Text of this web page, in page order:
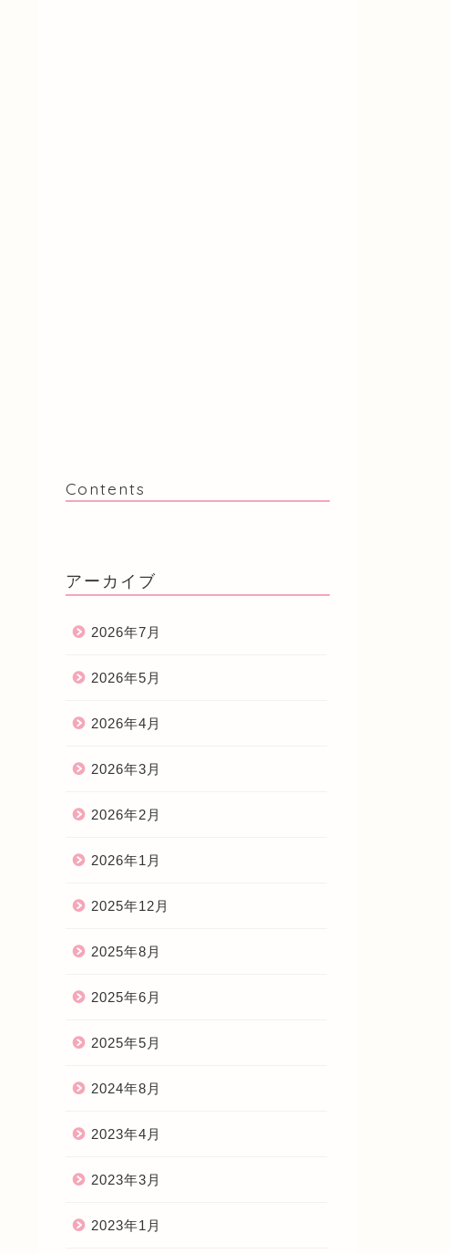
Contents
アーカイブ
2026年7月
2026年5月
2026年4月
2026年3月
2026年2月
2026年1月
2025年12月
2025年8月
2025年6月
2025年5月
2024年8月
2023年4月
2023年3月
2023年1月